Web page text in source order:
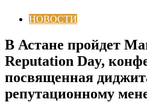
НОВОСТИ
В Астане пройдет
Reputation Day,
посвященная
репутационному